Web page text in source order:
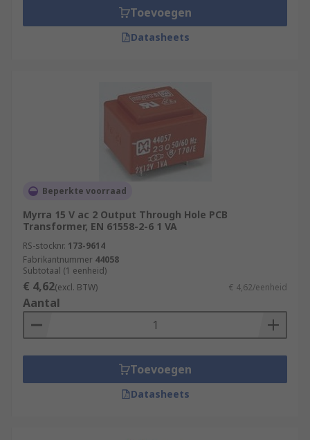
Toevoegen
Datasheets
Beperkte voorraad
Myrra 15 V ac 2 Output Through Hole PCB
Transformer, EN 61558-2-6 1 VA
RS-stocknr. 173-9614
Fabrikantnummer 44058
Subtotaal (1 eenheid)
€ 4,62(excl. BTW) € 4,62/eenheid
Aantal
Toevoegen
Datasheets